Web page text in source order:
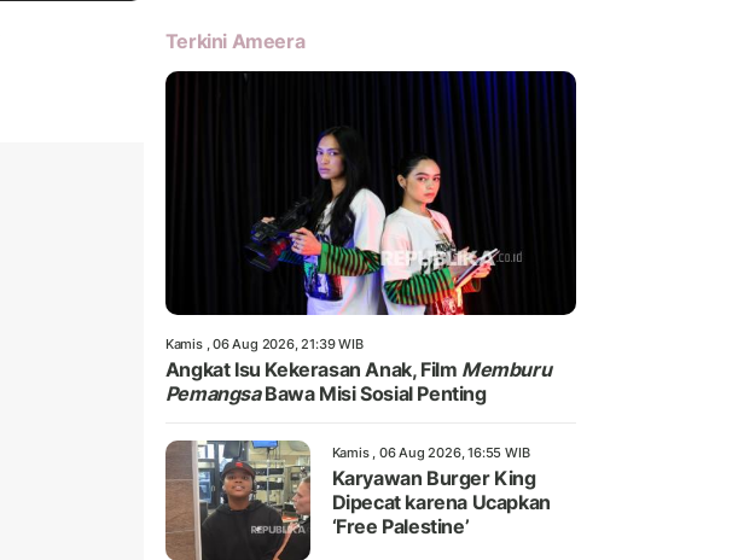
Terkini Ameera
Kamis , 06 Aug 2026, 21:39 WIB
Angkat Isu Kekerasan Anak, Film Memburu
PemangsaBawa Misi Sosial Penting
Kamis , 06 Aug 2026, 16:55 WIB
Karyawan Burger King
Dipecat karena Ucapkan
‘Free Palestine’